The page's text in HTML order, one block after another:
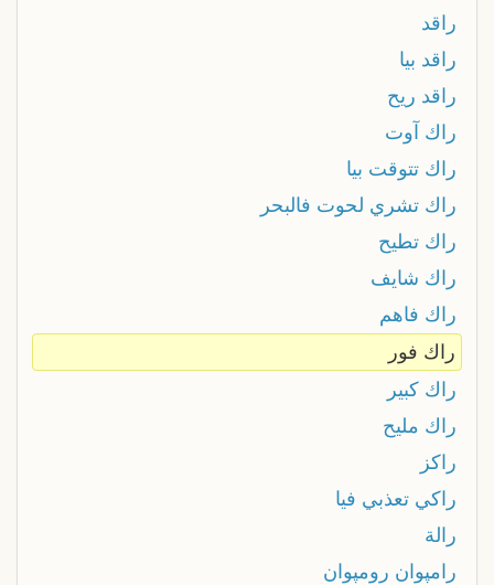
راقد
راقد بيا
راقد ريح
راك آوت
راك تتوقت بيا
راك تشري لحوت فالبحر
راك تطيح
راك شايف
راك فاهم
راك فور
راك كبير
راك مليح
راكز
راكي تعذبي فيا
رالة
رامپوان رومپوان